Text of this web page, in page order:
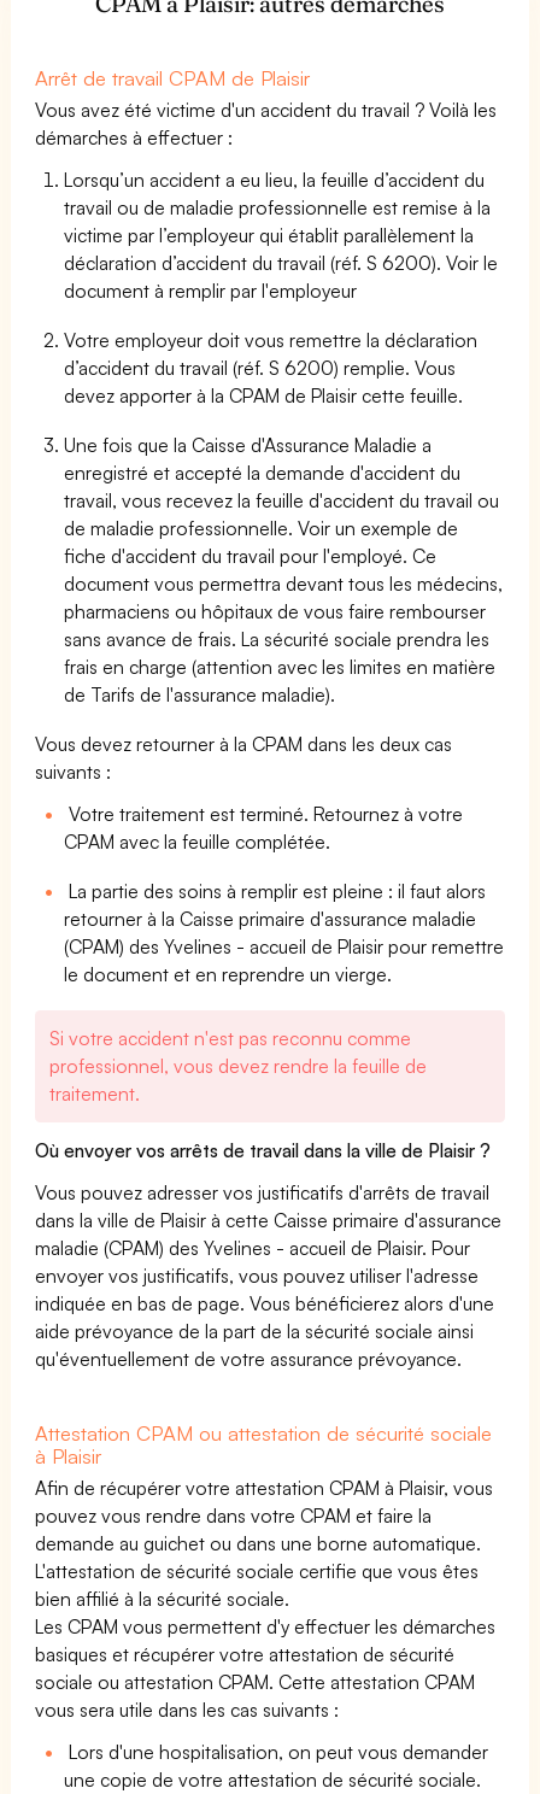
Arrêt de travail CPAM de Plaisir
Vous avez été victime d'un accident du travail ? Voilà les
démarches à effectuer :
Lorsqu’un accident a eu lieu, la feuille d’accident du
travail ou de maladie professionnelle est remise à la
victime par l’employeur qui établit parallèlement la
déclaration d’accident du travail (réf. S 6200). Voir le
document à remplir par l'employeur
Votre employeur doit vous remettre la déclaration
d’accident du travail (réf. S 6200) remplie. Vous
devez apporter à la CPAM de Plaisir cette feuille.
Une fois que la Caisse d'Assurance Maladie a
enregistré et accepté la demande d'accident du
travail, vous recevez la feuille d'accident du travail ou
de maladie professionnelle. Voir un exemple de
fiche d'accident du travail pour l'employé. Ce
document vous permettra devant tous les médecins,
pharmaciens ou hôpitaux de vous faire rembourser
sans avance de frais. La sécurité sociale prendra les
frais en charge (attention avec les limites en matière
de Tarifs de l'assurance maladie).
Vous devez retourner à la CPAM dans les deux cas
suivants :
Votre traitement est terminé. Retournez à votre
CPAM avec la feuille complétée.
La partie des soins à remplir est pleine : il faut alors
retourner à la Caisse primaire d'assurance maladie
(CPAM) des Yvelines - accueil de Plaisir pour remettre
le document et en reprendre un vierge.
Si votre accident n'est pas reconnu comme
professionnel, vous devez rendre la feuille de
traitement.
Où envoyer vos arrêts de travail dans la ville de Plaisir ?
Vous pouvez adresser vos justificatifs d'arrêts de travail
dans la ville de Plaisir à cette Caisse primaire d'assurance
maladie (CPAM) des Yvelines - accueil de Plaisir. Pour
envoyer vos justificatifs, vous pouvez utiliser l'adresse
indiquée en bas de page. Vous bénéficierez alors d'une
aide prévoyance de la part de la sécurité sociale ainsi
qu'éventuellement de votre assurance prévoyance.
Attestation CPAM ou attestation de sécurité sociale
à Plaisir
Afin de récupérer votre attestation CPAM à Plaisir, vous
pouvez vous rendre dans votre CPAM et faire la
demande au guichet ou dans une borne automatique.
L'attestation de sécurité sociale certifie que vous êtes
bien affilié à la sécurité sociale.
Les CPAM vous permettent d'y effectuer les démarches
basiques et récupérer votre attestation de sécurité
sociale ou attestation CPAM. Cette attestation CPAM
vous sera utile dans les cas suivants :
Lors d'une hospitalisation, on peut vous demander
une copie de votre attestation de sécurité sociale.